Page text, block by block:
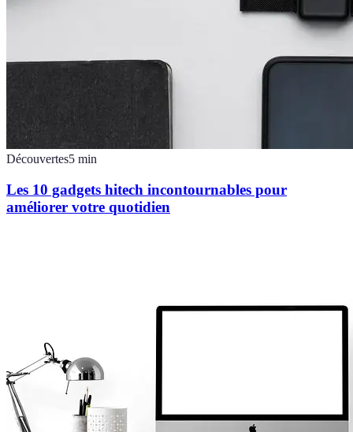
Découvertes5 min
Les 10 gadgets hitech incontournables pour
améliorer votre quotidien